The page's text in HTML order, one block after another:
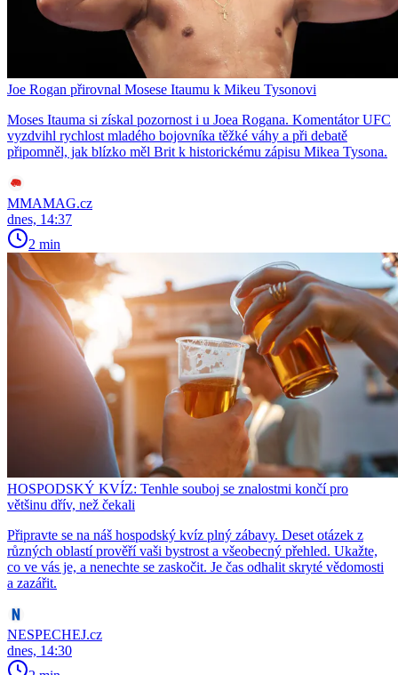
Joe Rogan přirovnal Mosese Itaumu k Mikeu Tysonovi
Moses Itauma si získal pozornost i u Joea Rogana. Komentátor UFC
vyzdvihl rychlost mladého bojovníka těžké váhy a při debatě
připomněl, jak blízko měl Brit k historickému zápisu Mikea Tysona.
MMAMAG.cz
dnes, 14:37
2 min
HOSPODSKÝ KVÍZ: Tenhle souboj se znalostmi končí pro
většinu dřív, než čekali
Připravte se na náš hospodský kvíz plný zábavy. Deset otázek z
různých oblastí prověří vaši bystrost a všeobecný přehled. Ukažte,
co ve vás je, a nenechte se zaskočit. Je čas odhalit skryté vědomosti
a zazářit.
NESPECHEJ.cz
dnes, 14:30